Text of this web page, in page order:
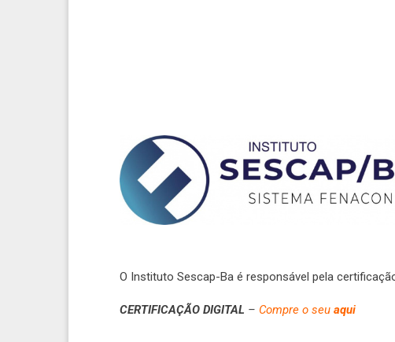
O Instituto Sescap-Ba é responsável pela
CERTIFICAÇÃO DIGITAL – Compre o seu aqui